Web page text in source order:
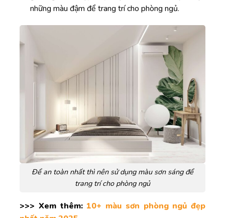
những màu đậm để trang trí cho phòng ngủ.
Để an toàn nhất thì nên sử dụng màu sơn sáng để
trang trí cho phòng ngủ
>>> Xem thêm: 10+ màu sơn phòng ngủ đẹp